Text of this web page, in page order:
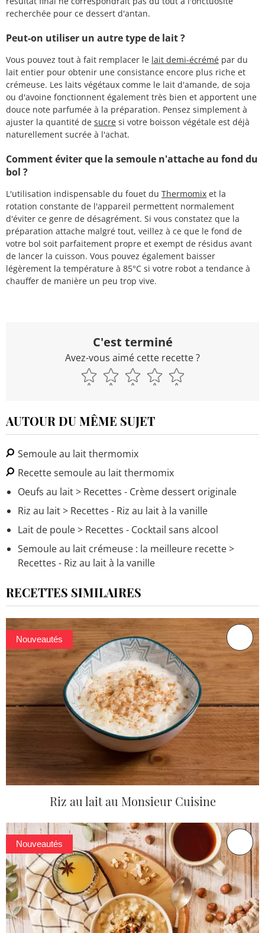
recherchée pour ce dessert d'antan.
Peut-on utiliser un autre type de lait ?
Vous pouvez tout à fait remplacer le lait demi-écrémé par du
lait entier pour obtenir une consistance encore plus riche et
crémeuse. Les laits végétaux comme le lait d'amande, de soja
ou d'avoine fonctionnent également très bien et apportent une
douce note parfumée à la préparation. Pensez simplement à
ajuster la quantité de sucre si votre boisson végétale est déjà
naturellement sucrée à l'achat.
Comment éviter que la semoule n'attache au fond du
bol ?
L'utilisation indispensable du fouet du Thermomix et la
rotation constante de l'appareil permettent normalement
d'éviter ce genre de désagrément. Si vous constatez que la
préparation attache malgré tout, veillez à ce que le fond de
votre bol soit parfaitement propre et exempt de résidus avant
de lancer la cuisson. Vous pouvez également baisser
légèrement la température à 85°C si votre robot a tendance à
chauffer de manière un peu trop vive.
C'est terminé
Avez-vous aimé cette recette ?
AUTOUR DU MÊME SUJET
Semoule au lait thermomix
Recette semoule au lait thermomix
Oeufs au lait> Recettes - Crème dessert originale
Riz au lait> Recettes - Riz au lait à la vanille
Lait de poule> Recettes - Cocktail sans alcool
Semoule au lait crémeuse : la meilleure recette>
Recettes - Riz au lait à la vanille
RECETTES SIMILAIRES
Nouveautés
Riz au lait au Monsieur Cuisine
Nouveautés